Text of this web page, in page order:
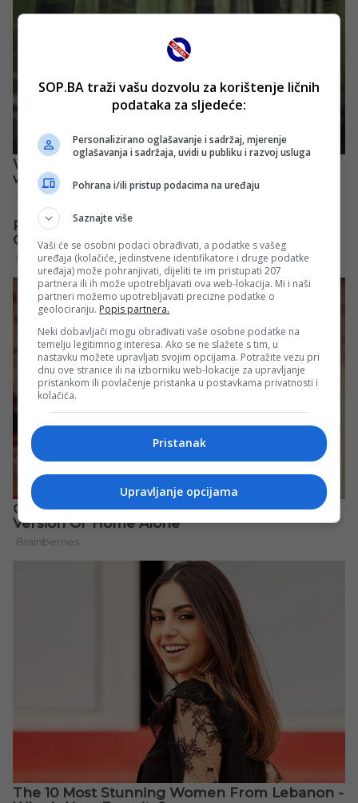
SOP.BA traži vašu dozvolu za korištenje ličnih
podataka za sljedeće:
Personalizirano oglašavanje i sadržaj, mjerenje
oglašavanja i sadržaja, uvidi u publiku i razvoj usluga
Pohrana i/ili pristup podacima na uređaju
Saznajte više
Vaši će se osobni podaci obrađivati, a podatke s vašeg
uređaja (kolačiće, jedinstvene identifikatore i druge podatke
uređaja) može pohranjivati, dijeliti te im pristupati 207
partnera ili ih može upotrebljavati ova web-lokacija. Mi i naši
partneri možemo upotrebljavati precizne podatke o
geolociranju. Popis partnera.
Neki dobavljači mogu obrađivati vaše osobne podatke na
temelju legitimnog interesa. Ako se ne slažete s tim, u
nastavku možete upravljati svojim opcijama. Potražite vezu pri
dnu ove stranice ili na izborniku web-lokacije za upravljanje
pristankom ili povlačenje pristanka u postavkama privatnosti i
kolačića.
Pristanak
Upravljanje opcijama